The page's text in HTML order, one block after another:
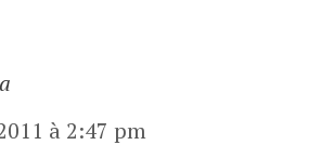
à 2:47 pm